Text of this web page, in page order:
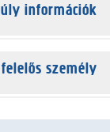
információk
személy